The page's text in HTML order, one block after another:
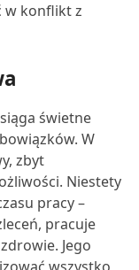
w konflikt z
świetne
W
zbyt
Niestety
pracy –
pracuje
Jego